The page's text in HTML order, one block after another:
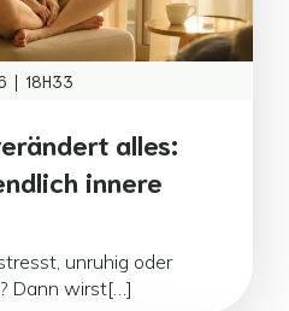
| 18H33
alles:
innere
unruhig oder
Dann wirst[…]